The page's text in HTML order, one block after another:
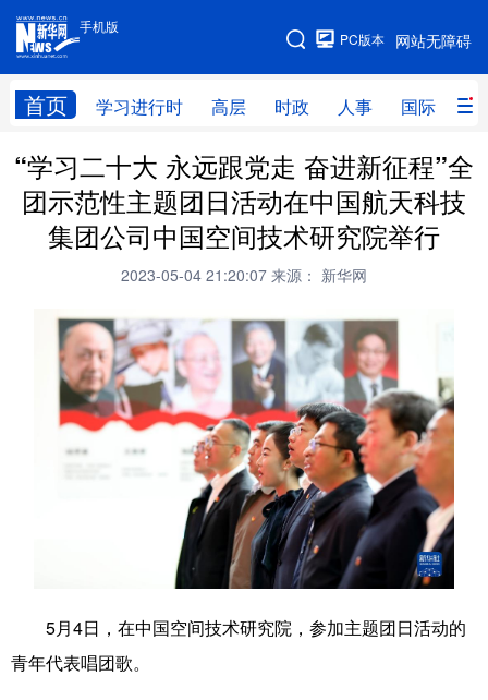
手机版
网站无障碍
PC版本
首页 学习进行时 高层 时政 人事 国际 财
手机版
网站地图
学习进行时 高层 时政 人事
国际 财经 网评 港澳
台湾 思客智库 全球连线 教育
文化 书画 健康
访谈 视频 图片 政务
法律 中央文件 金融 汽车
人居 信息化 数字经济
乡村振兴 银龄 溯源中国
旅游 能源 会展
彩票 娱乐 时尚 悦读
公益
“学习二十大 永远跟党走 奋进新征程”全
团示范性主题团日活动在中国航天科技
集团公司中国空间技术研究院举行
2023-05-04 21:20:07 来源： 新华网
5月4日，在中国空间技术研究院，参加主题团日活动的
青年代表唱团歌。